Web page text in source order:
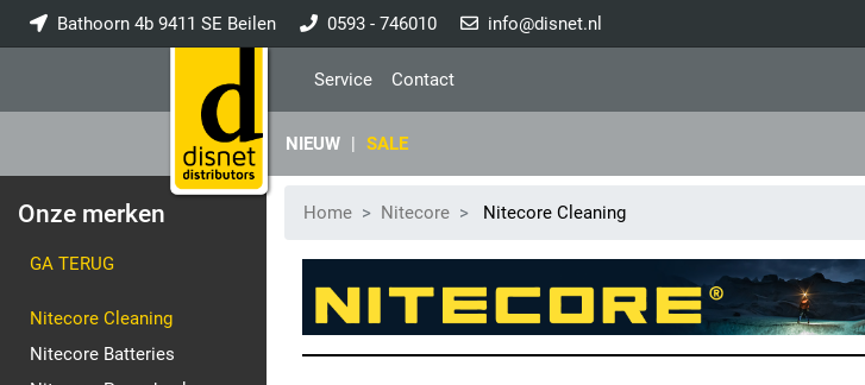
Bathoorn 4b 9411 SE Beilen 0593 - 746010 info@disnet.nl
Service Contact
NIEUW | SALE
Onze merken
GA TERUG
Nitecore Cleaning
Nitecore Batteries
Home Nitecore Nitecore Cleaning